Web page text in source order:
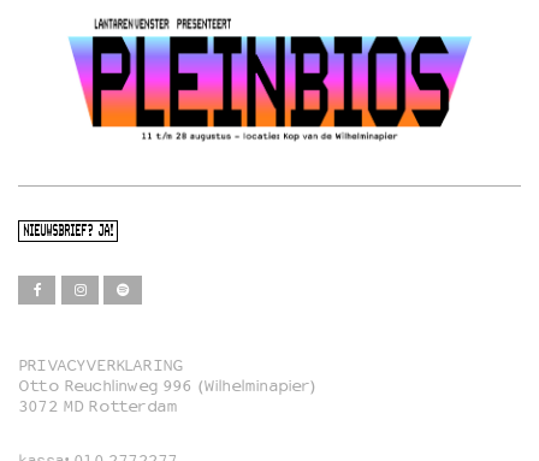
NIEUWSBRIEF? JA!
Film
PRIVACYVERKLARING
Otto Reuchlinweg 996 (Wilhelminapier)
3072 MD Rotterdam